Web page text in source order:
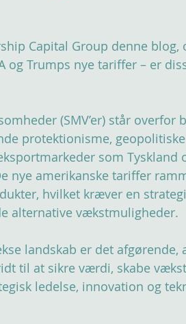
Capital Group denne blog,
og Trumps nye tariffer – er
(SMV’er) står overfor
protektionisme,
som Tyskland
nye amerikanske tariffer
hvilket kræver en
alternative vækstmuligheder.
landskab er det afgørende,
til at sikre værdi, skabe
ledelse, innovation og